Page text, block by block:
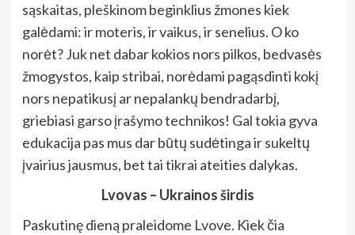
sąskaitas, pleškinom beginklius žmones kiek
galėdami: ir moteris, ir vaikus, ir senelius. O ko
norėt? Juk net dabar kokios nors pilkos, bedvasės
žmogystos, kaip stribai, norėdami pagąsdinti kokį
nors nepatikusį ar nepalankų bendradarbį,
griebiasi garso įrašymo technikos! Gal tokia gyva
edukacija pas mus dar būtų sudėtinga ir sukeltų
įvairius jausmus, bet tai tikrai ateities dalykas.
Lvovas – Ukrainos širdis
Paskutinę dieną praleidome Lvove. Kiek čia